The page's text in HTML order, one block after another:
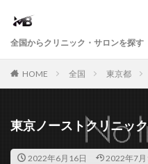
全国からクリニック・サロンを探す
HOME 全国 東京都
東京ノーストクリニッ
2022年6月16日 2022年7月